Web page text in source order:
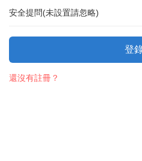
安全提問(未設置請忽略)
登
還沒有註冊？